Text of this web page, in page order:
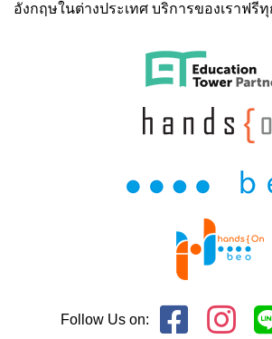
อังกฤษในต่างประเทศ บริการของเราฟรี
Follow Us on: